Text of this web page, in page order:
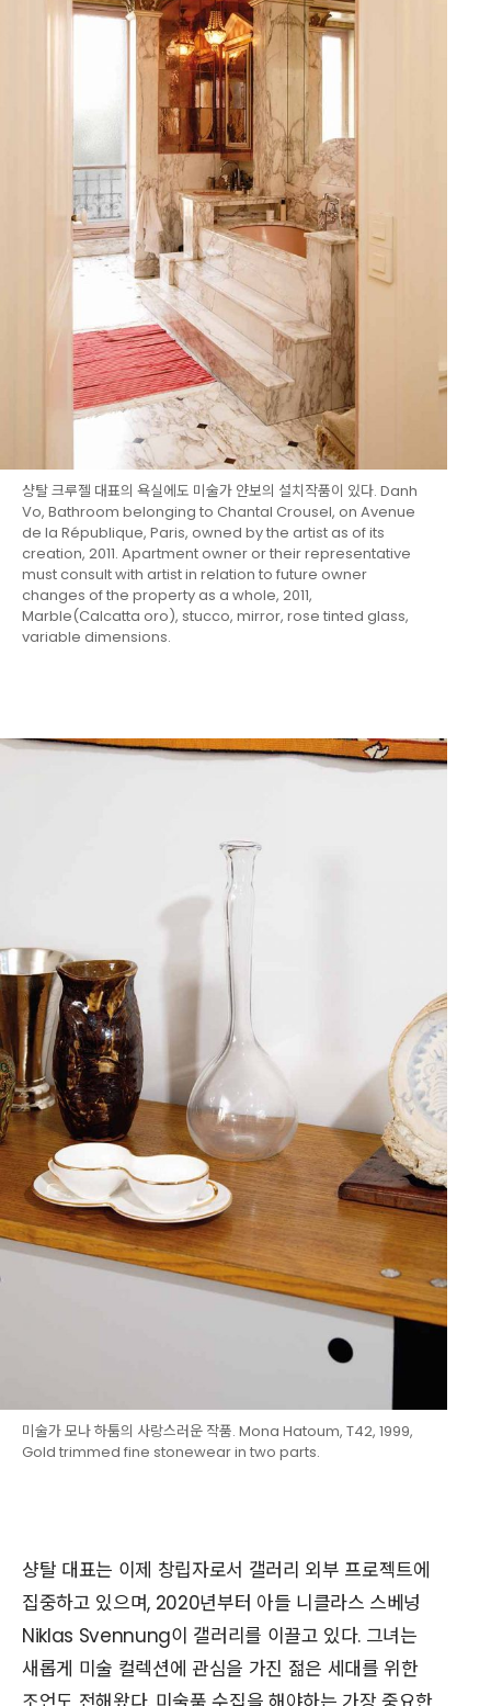
샹탈 크루젤 대표의 욕실에도 미술가 얀보의 설치작품이 있다. Danh
Vo, Bathroom belonging to Chantal Crousel, on Avenue
de la République, Paris, owned by the artist as of its
creation, 2011. Apartment owner or their representative
must consult with artist in relation to future owner
changes of the property as a whole, 2011,
Marble(Calcatta oro), stucco, mirror, rose tinted glass,
variable dimensions.
미술가 모나 하툼의 사랑스러운 작품. Mona Hatoum, T42, 1999,
Gold trimmed fine stonewear in two parts.
샹탈 대표는 이제 창립자로서 갤러리 외부 프로젝트에
집중하고 있으며, 2020년부터 아들 니클라스 스베넝
Niklas Svennung이 갤러리를 이끌고 있다. 그녀는
새롭게 미술 컬렉션에 관심을 가진 젊은 세대를 위한